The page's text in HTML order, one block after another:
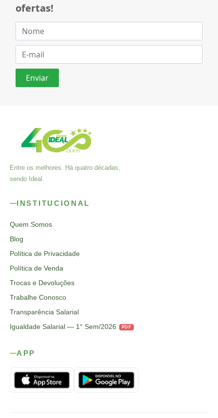
ofertas!
Entre os melhores. Há quatro décadas,
sendo Ideal.
INSTITUCIONAL
Quem Somos
Blog
Política de Privacidade
Política de Venda
Trocas e Devoluções
Trabalhe Conosco
Transparência Salarial
Igualdade Salarial — 1° Sem/2026
PDF
APP